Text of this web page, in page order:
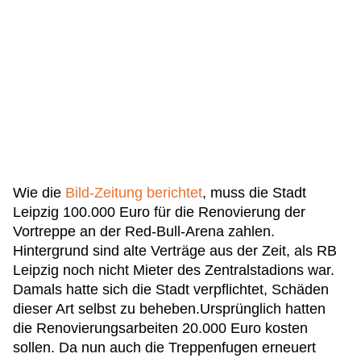
Wie die Bild-Zeitung berichtet, muss die Stadt
Leipzig 100.000 Euro für die Renovierung der
Vortreppe an der Red-Bull-Arena zahlen.
Hintergrund sind alte Verträge aus der Zeit, als RB
Leipzig noch nicht Mieter des Zentralstadions war.
Damals hatte sich die Stadt verpflichtet, Schäden
dieser Art selbst zu beheben.Ursprünglich hatten
die Renovierungsarbeiten 20.000 Euro kosten
sollen. Da nun auch die Treppenfugen erneuert